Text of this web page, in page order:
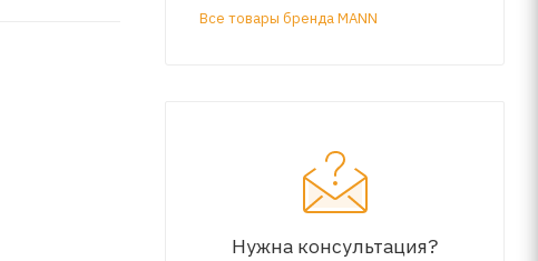
Все товары бренда MANN
Нужна консультация?